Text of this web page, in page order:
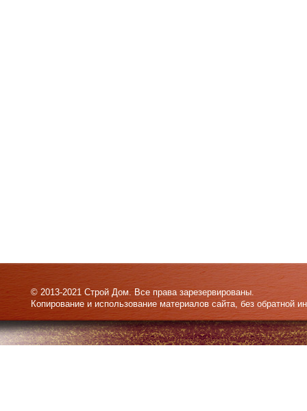
© 2013-2021 Строй Дом. Все права зарезервированы.
Копирование и использование материалов сайта, без обратной